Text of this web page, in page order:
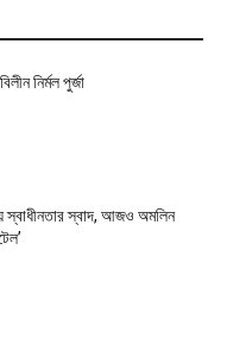
নির্মল পুর্জা
স্বাধীনতার স্বাদ, আজও অমলিন